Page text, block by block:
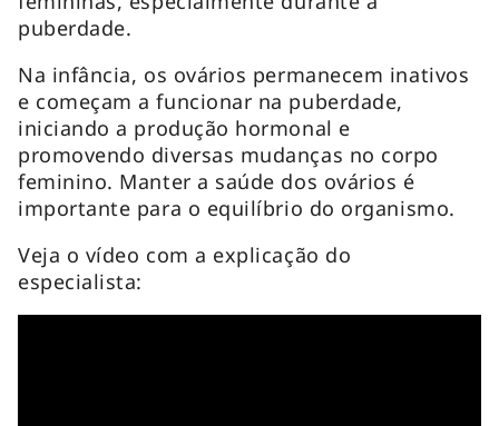
puberdade.
Na infância, os ovários permanecem inativos
e começam a funcionar na puberdade,
iniciando a produção hormonal e
promovendo diversas mudanças no corpo
feminino. Manter a saúde dos ovários é
importante para o equilíbrio do organismo.
Veja o vídeo com a explicação do
especialista: